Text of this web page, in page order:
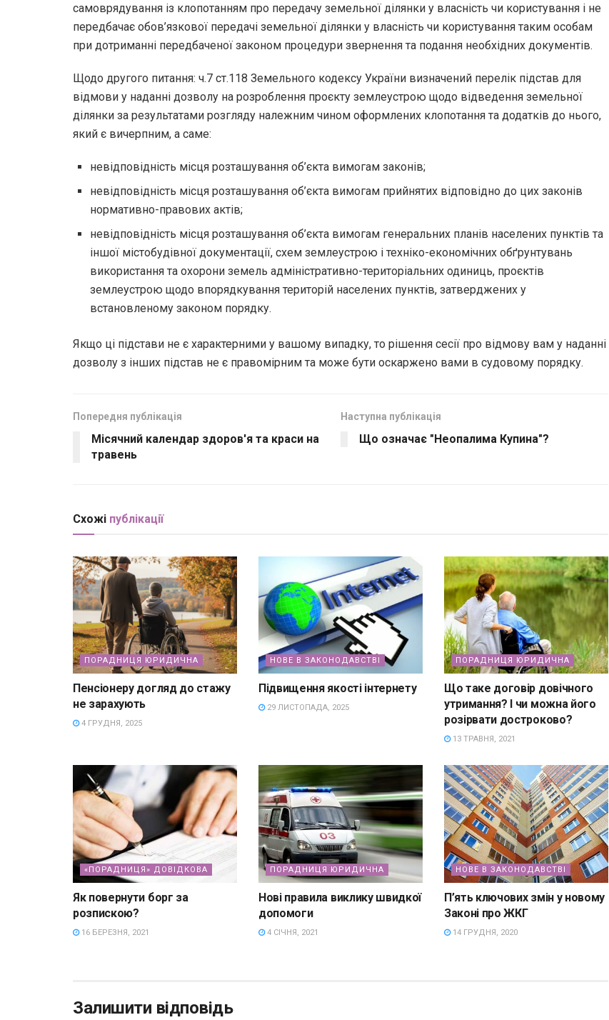
самоврядування із клопотанням про передачу земельної ділянки у власність чи користування і не
передбачає обов’язкової передачі земельної ділянки у власність чи користування таким особам
при дотриманні передбаченої законом процедури звернення та подання необхідних документів.
Щодо другого питання: ч.7 ст.118 Земельного кодексу України визначений перелік підстав для
відмови у наданні дозволу на розроблення проєкту землеустрою щодо відведення земельної
ділянки за результатами розгляду належним чином оформлених клопотання та додатків до нього,
який є вичерпним, а саме:
невідповідність місця розташування об’єкта вимогам законів;
невідповідність місця розташування об’єкта вимогам прийнятих відповідно до цих законів
нормативно-правових актів;
невідповідність місця розташування об’єкта вимогам генеральних планів населених пунктів та
іншої містобудівної документації, схем землеустрою і техніко-економічних обґрунтувань
використання та охорони земель адміністративно-територіальних одиниць, проєктів
землеустрою щодо впорядкування територій населених пунктів, затверджених у
встановленому законом порядку.
Якщо ці підстави не є характерними у вашому випадку, то рішення сесії про відмову вам у наданні
дозволу з інших підстав не є правомірним та може бути оскаржено вами в судовому порядку.
Попередня публікація
Місячний календар здоров'я та краси на
травень
Наступна публікація
Що означає "Неопалима Купина"?
Схожі публікації
ПОРАДНИЦЯ ЮРИДИЧНА
Пенсіонеру догляд до стажу
не зарахують
4 ГРУДНЯ, 2025
НОВЕ В ЗАКОНОДАВСТВІ
Підвищення якості інтернету
29 ЛИСТОПАДА, 2025
ПОРАДНИЦЯ ЮРИДИЧНА
Що таке договір довічного
утримання? І чи можна його
розірвати достроково?
13 ТРАВНЯ, 2021
«ПОРАДНИЦЯ» ДОВІДКОВА
Як повернути борг за
розпискою?
16 БЕРЕЗНЯ, 2021
ПОРАДНИЦЯ ЮРИДИЧНА
Нові правила виклику швидкої
допомоги
4 СІЧНЯ, 2021
НОВЕ В ЗАКОНОДАВСТВІ
П’ять ключових змін у новому
Законі про ЖКГ
14 ГРУДНЯ, 2020
Залишити відповідь